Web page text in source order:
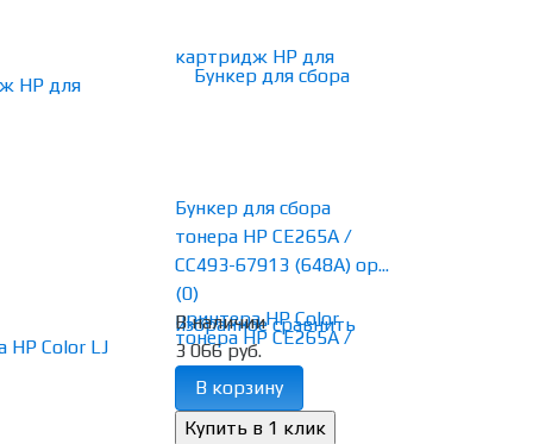
избранное сравнить
Бункер для сбора
тонера HP CE265A /
CC493-67913 (648A) ор...
(0)
В наличии
3 066 руб.
В корзину